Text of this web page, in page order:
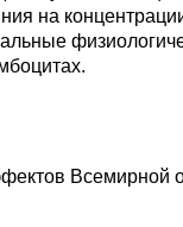
на
Всемирной